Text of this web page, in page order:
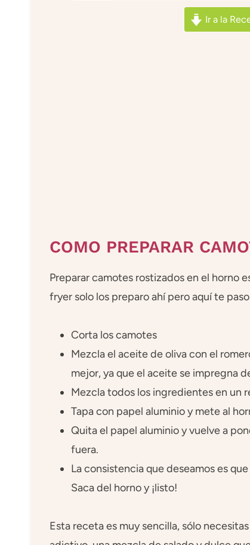
Ir a la
COMO PREPARAR
Preparar camotes rostizados en el horno
fryer solo los preparo ahí pero aquí te
Corta los camotes
Mezcla el aceite de oliva con el
mejor, ya que el aceite se impregna
Mezcla todos los ingredientes en un
Tapa con papel aluminio y mete al
Quita el papel aluminio y vuelve a
fuera.
La consistencia que deseamos es
Saca del horno y ¡listo!
Esta receta es muy sencilla, sólo